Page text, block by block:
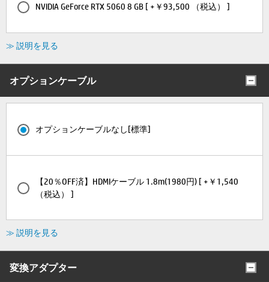
NVIDIA GeForce RTX 5060 8 GB [ +￥93,500 （税込） ]
≫ 説明を見る
オプションケーブル
オプションケーブルなし[標準]
【20％OFF済】HDMIケーブル 1.8m(1980円) [ +￥1,540
（税込） ]
≫ 説明を見る
変換アダプター